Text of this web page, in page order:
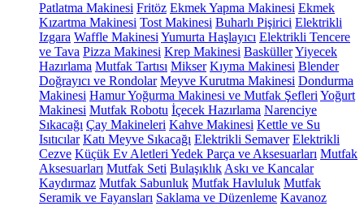
Patlatma Makinesi Fritöz Ekmek Yapma Makinesi Ekmek
Kızartma Makinesi Tost Makinesi Buharlı Pişirici Elektrikli
Izgara Waffle Makinesi Yumurta Haşlayıcı Elektrikli Tencere
ve Tava Pizza Makinesi Krep Makinesi BasküllerYiyecek
Hazırlama Mutfak Tartısı Mikser Kıyma Makinesi Blender
Doğrayıcı ve Rondolar Meyve Kurutma Makinesi Dondurma
Makinesi Hamur Yoğurma Makinesi ve Mutfak Şefleri Yoğurt
Makinesi Mutfak Robotu İçecek Hazırlama Narenciye
Sıkacağı Çay Makineleri Kahve Makinesi Kettle ve Su
Isıtıcılar Katı Meyve Sıkacağı Elektrikli Semaver Elektrikli
Cezve Küçük Ev Aletleri Yedek Parça ve Aksesuarları Mutfak
Aksesuarları Mutfak Seti Bulaşıklık Askı ve Kancalar
Kaydırmaz Mutfak Sabunluk Mutfak Havluluk Mutfak
Seramik ve Fayansları Saklama ve Düzenleme Kavanoz